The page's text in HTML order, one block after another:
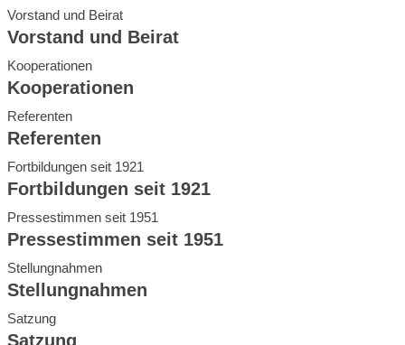
Vorstand und Beirat
Vorstand und Beirat
Kooperationen
Kooperationen
Referenten
Referenten
Fortbildungen seit 1921
Fortbildungen seit 1921
Pressestimmen seit 1951
Pressestimmen seit 1951
Stellungnahmen
Stellungnahmen
Satzung
Satzung